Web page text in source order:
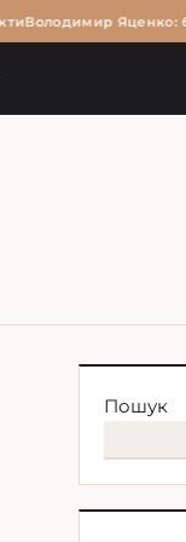
Володимир Яценко:
Пошук